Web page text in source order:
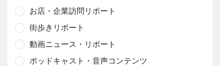
お店・企業訪問リポート
街歩きリポート
動画ニュース・リポート
ポッドキャスト・音声コンテンツ